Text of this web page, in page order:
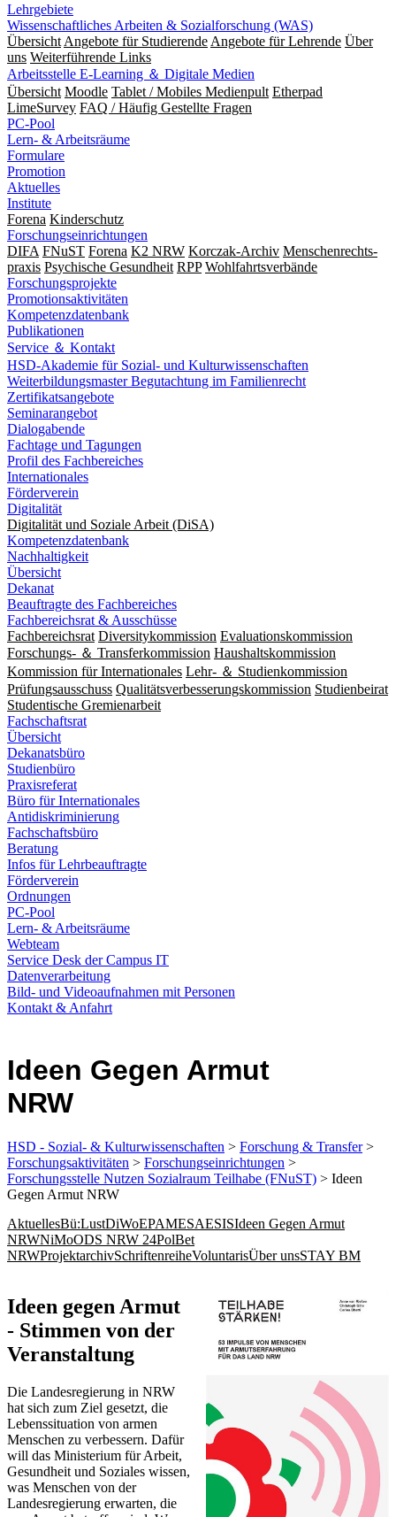
Lehrgebiete
Wissenschaftliches Arbeiten & Sozialforschung (WAS)
Übersicht Angebote für Studierende Angebote für Lehrende Über
uns Weiterführende Links
Arbeitsstelle E-Learning ＆ Digitale Medien
Übersicht Moodle Tablet / Mobiles Medienpult Etherpad
LimeSurvey FAQ / Häufig Gestellte Fragen
PC-Pool
Lern- & Arbeitsräume
Formulare
Promotion
Aktuelles
Institute
Forena Kinderschutz
Forschungseinrichtungen
DIFA FNuST Forena K2 NRW Korczak-Archiv Men­schen­rechts­
praxis Psy­chische Gesund­heit RPP Wohlfahrts­verbände
Forschungsprojekte
Promotionsaktivitäten
Kompetenzdatenbank
Publikationen
Service ＆ Kontakt
HSD-Akademie für Sozial- und Kulturwissenschaften
Weiterbildungsmaster Begutachtung im Familienrecht
Zertifikatsangebote
Seminarangebot
Dialogabende
Fachtage und Tagungen
Profil des Fachbereiches
Internationales
Förderverein
Digitalität
Digitalität und Soziale Arbeit (DiSA)
Kompetenzdatenbank
Nachhaltigkeit
Übersicht
Dekanat
Beauftragte des Fachbereiches
Fachbereichsrat & Ausschüsse
Fachbereichsrat Diversitykommission Evaluationskommission
Forschungs- ＆ Transferkommission Haushaltskommission
Kommission für Internationales Lehr- ＆ Studienkommission
Prüfungsausschuss Qualitätsverbesserungskommission Studienbeirat
Studentische Gremienarbeit
Fachschaftsrat
Übersicht
Dekanatsbüro
Studienbüro
Praxisreferat
Büro für Internationales
Antidiskriminierung
Fachschaftsbüro
Beratung
Infos für Lehrbeauftragte
Förderverein
Ordnungen
PC-Pool
Lern- & Arbeitsräume
Webteam
Service Desk der Campus IT
Datenverarbeitung
Bild- und Videoaufnahmen mit Personen
Kontakt & Anfahrt
Ideen Gegen Armut
NRW
HSD - Sozial- & Kulturwissenschaften > Forschung & Transfer>
Forschungsaktivitäten > Forschungseinrichtungen >
Forschungsstelle Nutzen Sozialraum Teilhabe (FNuST) > Ideen
Gegen Armut NRW
AktuellesBü:LustDiWoEPAMESAESISIdeen Gegen Armut
NRWNiMoODS NRW 24PolBet
NRWProjektarchivSchriftenreiheVoluntarisÜber unsSTAY BM
​​​​Ideen gegen Armut
- Stimmen von der
Veranstaltung
Die Landesregierung in NRW
hat sich zum Ziel gesetzt, die
Lebenssituation von armen
Menschen zu verbessern. Dafür
will das Ministerium für Arbeit,
Gesundheit und Soziales wissen,
was Menschen von der
Landesregierung erwarten, die